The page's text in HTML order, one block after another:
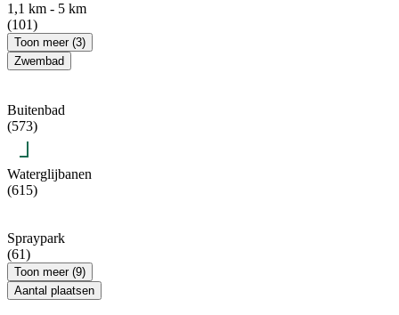
1,1 km - 5 km
(101)
Toon meer (3)
Zwembad
Buitenbad
(573)
Waterglijbanen
(615)
Spraypark
(61)
Toon meer (9)
Aantal plaatsen